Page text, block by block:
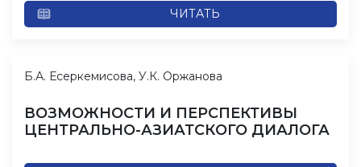
ЧИТАТЬ
Б.А. Есеркемисова, У.К. Оржанова
ВОЗМОЖНОСТИ И ПЕРСПЕКТИВЫ
ЦЕНТРАЛЬНО-АЗИАТСКОГО ДИАЛОГА